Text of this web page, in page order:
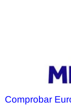
Comprobar